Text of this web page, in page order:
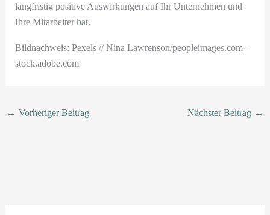
langfristig positive Auswirkungen auf Ihr Unternehmen und
Ihre Mitarbeiter hat.
Bildnachweis: Pexels // Nina Lawrenson/peopleimages.com –
stock.adobe.com
← Vorheriger Beitrag Nächster Beitrag →